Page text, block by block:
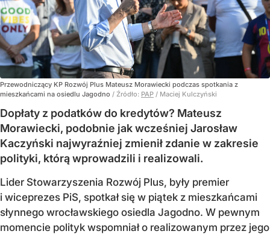
Przewodniczący KP Rozwój Plus Mateusz Morawiecki podczas spotkania z
mieszkańcami na osiedlu Jagodno / Źródło: PAP / Maciej Kulczyński
Dopłaty z podatków do kredytów? Mateusz
Morawiecki, podobnie jak wcześniej Jarosław
Kaczyński najwyraźniej zmienił zdanie w zakresie
polityki, którą wprowadzili i realizowali.
Lider Stowarzyszenia Rozwój Plus, były premier
i wiceprezes PiS, spotkał się w piątek z mieszkańcami
słynnego wrocławskiego osiedla Jagodno. W pewnym
momencie polityk wspomniał o realizowanym przez jego